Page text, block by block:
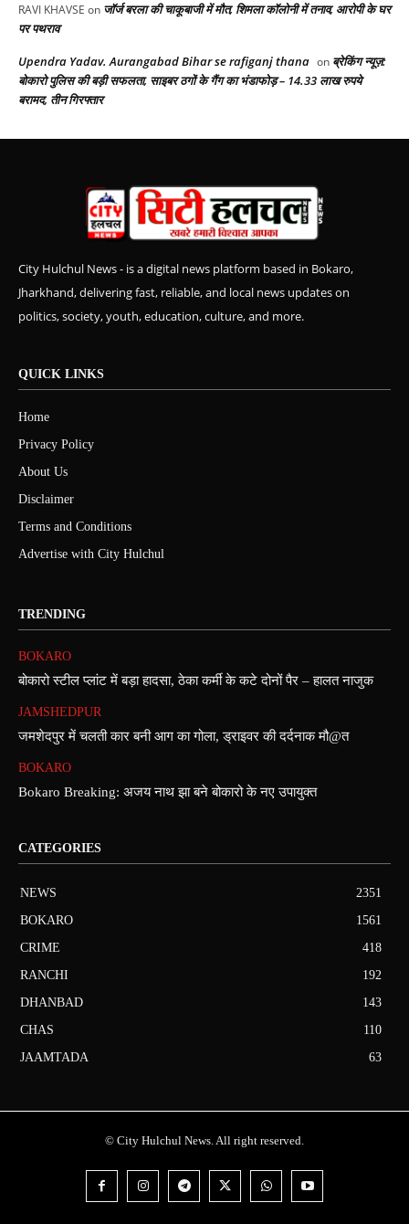
RAVI KHAVSE on जॉर्ज बरला की चाकूबाजी में मौत, शिमला कॉलोनी में तनाव, आरोपी के घर
पर पथराव
Upendra Yadav. Aurangabad Bihar se rafiganj thana on ब्रेकिंग न्यूज़:
बोकारो पुलिस की बड़ी सफलता, साइबर ठगों के गैंग का भंडाफोड़ – 14.33 लाख रुपये
बरामद, तीन गिरफ्तार
City Hulchul News - is a digital news platform based in Bokaro,
Jharkhand, delivering fast, reliable, and local news updates on
politics, society, youth, education, culture, and more.
QUICK LINKS
Home
Privacy Policy
About Us
Disclaimer
Terms and Conditions
Advertise with City Hulchul
TRENDING
BOKARO
बोकारो स्टील प्लांट में बड़ा हादसा, ठेका कर्मी के कटे दोनों पैर – हालत नाजुक
JAMSHEDPUR
जमशेदपुर में चलती कार बनी आग का गोला, ड्राइवर की दर्दनाक मौ@त
BOKARO
Bokaro Breaking: अजय नाथ झा बने बोकारो के नए उपायुक्त
CATEGORIES
NEWS
2351
BOKARO
1561
CRIME
418
RANCHI
192
DHANBAD
143
CHAS
110
JAAMTADA
63
© City Hulchul News. All right reserved.